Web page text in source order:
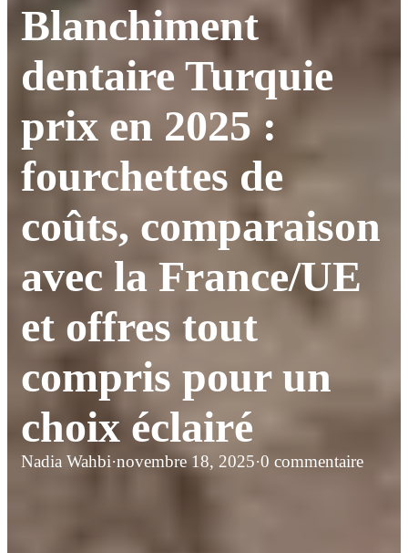
Blanchiment
dentaire Turquie
prix en 2025 :
fourchettes de
coûts, comparaison
avec la France/UE
et offres tout
compris pour un
choix éclairé
Nadia Wahbi·novembre 18, 2025·0 commentaire